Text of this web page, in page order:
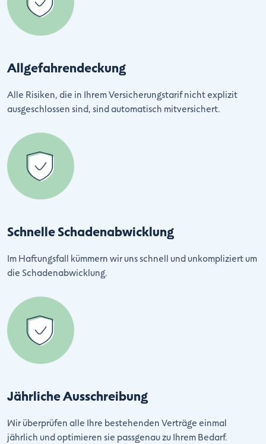
Allgefahrendeckung
Alle Risiken, die in Ihrem Versicherungstarif nicht explizit
ausgeschlossen sind, sind automatisch mitversichert.
Schnelle Schadenabwicklung
Im Haftungsfall kümmern wir uns schnell und unkompliziert um
die Schadenabwicklung.
Jährliche Ausschreibung
Wir überprüfen alle Ihre bestehenden Verträge einmal
jährlich und optimieren sie passgenau zu Ihrem Bedarf.